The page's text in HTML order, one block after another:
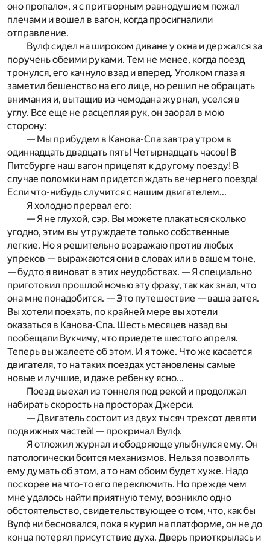
оно пропало», я c притворным равнодушием пожал
плечами и вошел в вагон, когда просигналили
отправление.
Вулф сидел на широком диване у окна и держался за
по­ручень обеими руками. Тем не менее, когда поезд
тронулся, его качнуло взад и вперед. Уголком глаза я
заметил бешенство на его лице, но решил не обращать
внимания и, вытащив из чемодана журнал, уселся в
углу. Все еще не расцепляя рук, он заорал в мою
сторону:
— Мы прибудем в Канова-Спа завтра утром в
одиннадцать двадцать пять! Четырнадцать часов! В
Питсбурге наш вагон прицепят к другому поезду! В
случае поломки нам придется ждать вечернего поезда!
Если что-нибудь случится c нашим двигателем...
Я холодно прервал его:
— Я не глухой, сэр. Вы можете плакаться сколько
угодно, этим вы утруждаете только собственные
легкие. Но я решительно возражаю против любых
упреков — выражаются они в словах или в вашем тоне,
— будто я виноват в этих неудоб­ствах. — Я специально
приготовил прошлой ночью эту фразу, так как знал, что
она мне понадобится. — Это путешествие — ваша затея.
Вы хотели поехать, по крайней мере вы хотели
оказаться в Канова-Спа. Шесть месяцев назад вы
пообещали Вукчичу, что приедете шестого апреля.
Теперь вы жалеете об этом. И я тоже. Что же касается
двигателя, то на таких поездах установлены самые
новые и лучшие, и даже ребенку ясно...
Поезд выехал из тоннеля под рекой и продолжал
набирать скорость на просторах Джерси.
— Двигатель состоит из двух тысяч трехсот девяти
подвижных частей! — прокричал Вулф.
Я отложил журнал и ободряюще улыбнулся ему. Он
патологически боится механизмов. Нельзя позволять
ему думать об этом, а то нам обоим будет хуже. Надо
поскорее на что-то его переключить. Но прежде чем
мне удалось найти приятную тему, возникло одно
обстоятельство, свидетельствующее о том, что, как бы
Вулф ни бесновался, пока я курил на платформе, он не до
конца потерял присутствие духа. Дверь приоткрылась и